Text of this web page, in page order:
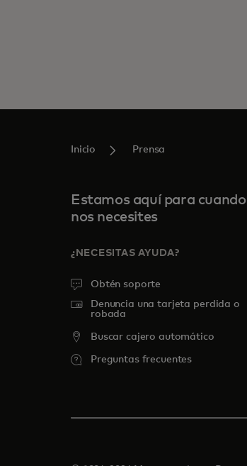
Inicio Prensa
Estamos aquí para cuando
nos necesites
¿NECESITAS AYUDA?
Obtén soporte
Denuncia una tarjeta perdida o
robada
Buscar cajero automático
Preguntas frecuentes